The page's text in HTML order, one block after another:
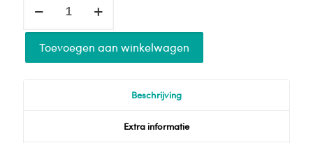
voor
Kawasaki
Toevoegen aan winkelwagen
Beschrijving
Extra informatie